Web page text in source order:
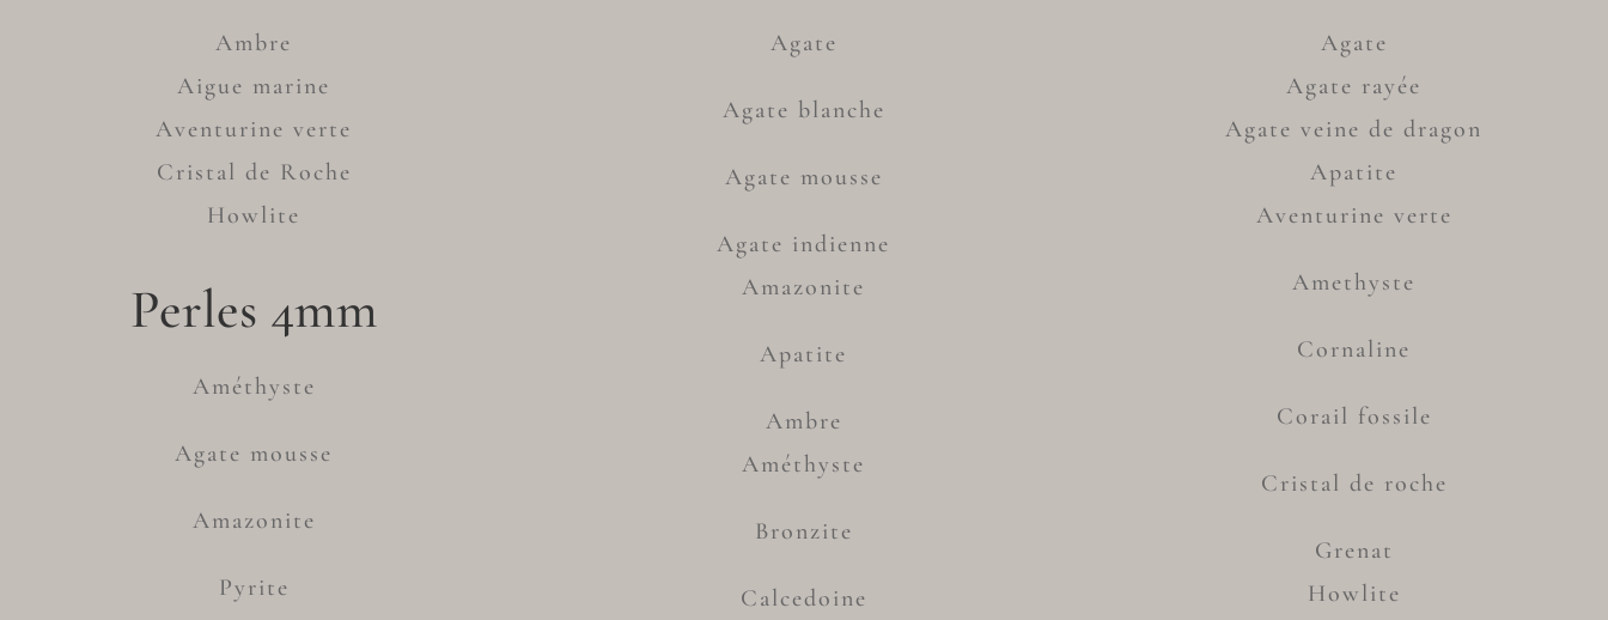
Ambre
Aigue marine
Aventurine verte
Cristal de Roche
Howlite
Perles 4mm
Améthyste
Agate mousse
Amazonite
Pyrite
Agate
Agate blanche
Agate mousse
Agate indienne
Amazonite
Apatite
Ambre
Améthyste
Bronzite
Calcedoine
Agate
Agate rayée
Agate veine de dragon
Apatite
Aventurine verte
Amethyste
Cornaline
Corail fossile
Cristal de roche
Grenat
Howlite